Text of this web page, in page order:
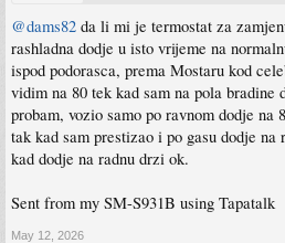
@dams82 da li mi je termostat za
rashladna dodje u isto vrijeme na
ispod podorasca, prema Mostaru kod
vidim na 80 tek kad sam na pola bradine
probam, vozio samo po ravnom dodje na
tak kad sam prestizao i po gasu dodje na
kad dodje na radnu drzi ok.
Sent from my SM-S931B using Tapatalk
May 12, 2026